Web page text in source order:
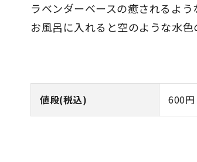
ラベンダーベースの癒されるよう
お風呂に入れると空のような水色
値段(税込) 600円